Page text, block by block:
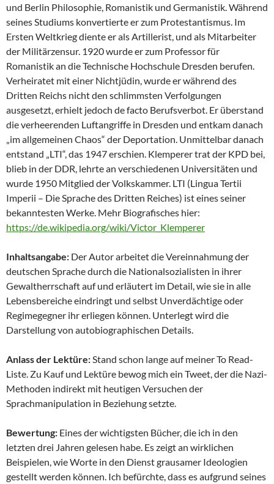
und Berlin Philosophie, Romanistik und Germanistik. Während
seines Studiums konvertierte er zum Protestantismus. Im
Ersten Weltkrieg diente er als Artillerist, und als Mitarbeiter
der Militärzensur. 1920 wurde er zum Professor für
Romanistik an die Technische Hochschule Dresden berufen.
Verheiratet mit einer Nichtjüdin, wurde er während des
Dritten Reichs nicht den schlimmsten Verfolgungen
ausgesetzt, erhielt jedoch de facto Berufsverbot. Er überstand
die verheerenden Luftangriffe in Dresden und entkam danach
„im allgemeinen Chaos“ der Deportation. Unmittelbar danach
entstand „LTI“, das 1947 erschien. Klemperer trat der KPD bei,
blieb in der DDR, lehrte an verschiedenen Universitäten und
wurde 1950 Mitglied der Volkskammer. LTI (Lingua Tertii
Imperii – Die Sprache des Dritten Reiches) ist eines seiner
bekanntesten Werke. Mehr Biografisches hier:
https://de.wikipedia.org/wiki/Victor_Klemperer
Inhaltsangabe: Der Autor arbeitet die Vereinnahmung der
deutschen Sprache durch die Nationalsozialisten in ihrer
Gewaltherrschaft auf und erläutert im Detail, wie sie in alle
Lebensbereiche eindringt und selbst Unverdächtige oder
Regimegegner ihr erliegen können. Unterlegt wird die
Darstellung von autobiographischen Details.
Anlass der Lektüre: Stand schon lange auf meiner To Read-
Liste. Zu Kauf und Lektüre bewog mich ein Tweet, der die Nazi-
Methoden indirekt mit heutigen Versuchen der
Sprachmanipulation in Beziehung setzte.
Bewertung: Eines der wichtigsten Bücher, die ich in den
letzten drei Jahren gelesen habe. Es zeigt an wirklichen
Beispielen, wie Worte in den Dienst grausamer Ideologien
gestellt werden können. Ich befürchte, dass es aufgrund seines